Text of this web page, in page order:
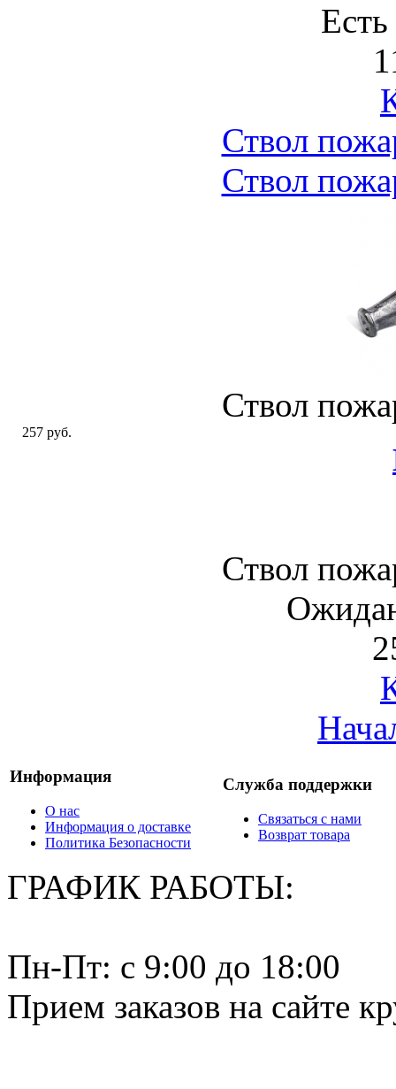
Ствол
Ствол
Ствол
257 руб.
Ствол
Информация
О нас
Информация о доставке
Политика Безопасности
Служба поддержки
Связаться с нами
Возврат товара
ГРАФИК РАБОТЫ:
Пн-Пт: c 9:00 до 18:00
Прием заказов на сайте